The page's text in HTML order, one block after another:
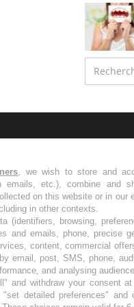
les semaines les
, we wish to store and
emails, etc.), combine and
on this website or in our
in other contexts.
(identifiers, browsing,
and emails, phone, precise
content, commercial
email, post, SMS, phone,
and analysing
and withdraw your consent
detailed preferences" and